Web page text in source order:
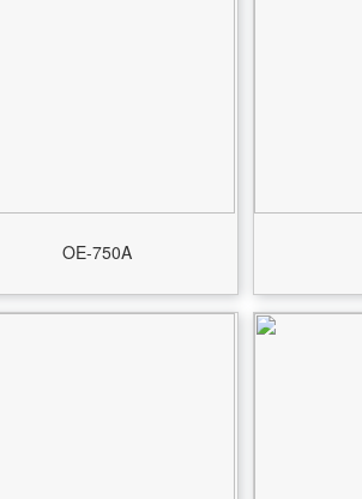
OE-750A